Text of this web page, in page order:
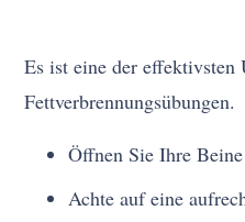
Es ist eine der effektivsten
Fettverbrennungsübungen.
Öffnen Sie Ihre
Achte auf eine